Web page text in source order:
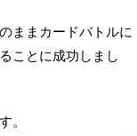
ままカードバトルに
ことに成功しまし
。